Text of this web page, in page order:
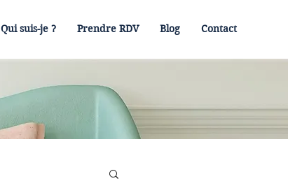
Qui suis-je ? Prendre RDV Blog Contact